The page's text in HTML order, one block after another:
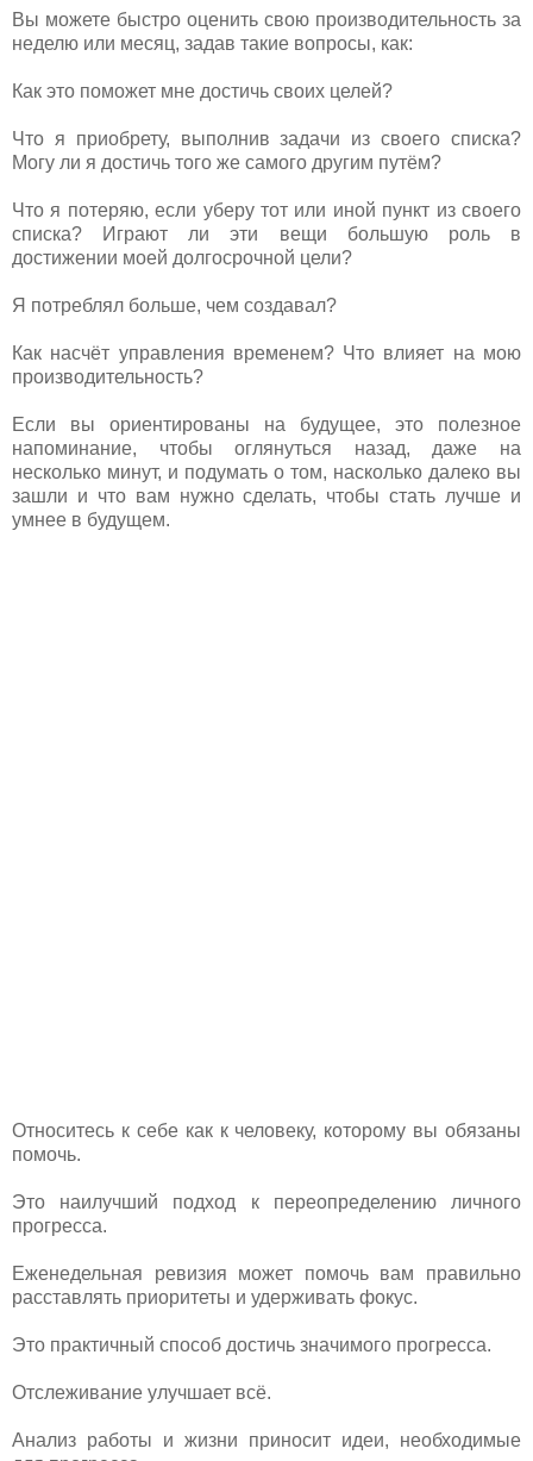
Вы можете быстро оценить свою производительность за
неделю или месяц, задав такие вопросы, как:
Как это поможет мне достичь своих целей?
Что я приобрету, выполнив задачи из своего списка?
Могу ли я достичь того же самого другим путём?
Что я потеряю, если уберу тот или иной пункт из своего
списка? Играют ли эти вещи большую роль в
достижении моей долгосрочной цели?
Я потреблял больше, чем создавал?
Как насчёт управления временем? Что влияет на мою
производительность?
Если вы ориентированы на будущее, это полезное
напоминание, чтобы оглянуться назад, даже на
несколько минут, и подумать о том, насколько далеко вы
зашли и что вам нужно сделать, чтобы стать лучше и
умнее в будущем.
Относитесь к себе как к человеку, которому вы обязаны
помочь.
Это наилучший подход к переопределению личного
прогресса.
Еженедельная ревизия может помочь вам правильно
расставлять приоритеты и удерживать фокус.
Это практичный способ достичь значимого прогресса.
Отслеживание улучшает всё.
Анализ работы и жизни приносит идеи, необходимые